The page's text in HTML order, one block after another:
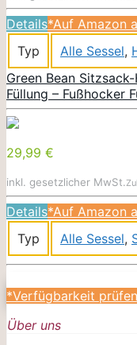
Details*Auf Amazon
Typ
Alle Sessel,
Green Bean
Füllung – Fußhocker
29,99 €
inkl. gesetzlicher MwSt.
Details*Auf Amazon
Typ
Alle Sessel,
*Verfügbarkeit
Über uns